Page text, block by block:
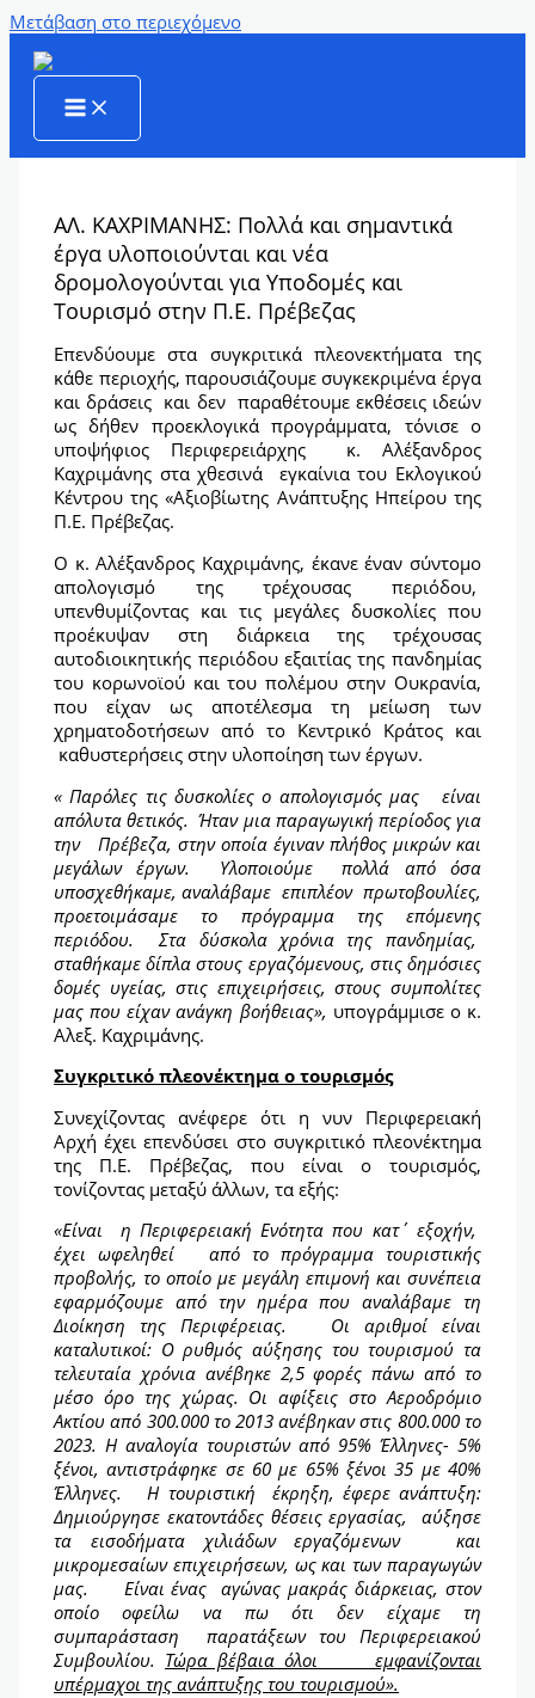
Μετάβαση στο περιεχόμενο
ΑΛ. ΚΑΧΡΙΜΑΝΗΣ: Πολλά και σημαντικά
έργα υλοποιούνται και νέα
δρομολογούνται για Υποδομές και
Τουρισμό στην Π.Ε. Πρέβεζας
Επενδύουμε στα συγκριτικά πλεονεκτήματα της
κάθε περιοχής, παρουσιάζουμε συγκεκριμένα έργα
και δράσεις και δεν παραθέτουμε εκθέσεις ιδεών
ως δήθεν προεκλογικά προγράμματα, τόνισε ο
υποψήφιος Περιφερειάρχης κ. Αλέξανδρος
Καχριμάνης στα χθεσινά εγκαίνια του Εκλογικού
Κέντρου της «Αξιοβίωτης Ανάπτυξης Ηπείρου της
Π.Ε. Πρέβεζας.
Ο κ. Αλέξανδρος Καχριμάνης, έκανε έναν σύντομο
απολογισμό της τρέχουσας περιόδου,
υπενθυμίζοντας και τις μεγάλες δυσκολίες που
προέκυψαν στη διάρκεια της τρέχουσας
αυτοδιοικητικής περιόδου εξαιτίας της πανδημίας
του κορωνοϊού και του πολέμου στην Ουκρανία,
που είχαν ως αποτέλεσμα τη μείωση των
χρηματοδοτήσεων από το Κεντρικό Κράτος και
καθυστερήσεις στην υλοποίηση των έργων.
« Παρόλες τις δυσκολίες ο απολογισμός μας είναι
απόλυτα θετικός. Ήταν μια παραγωγική περίοδος για
την Πρέβεζα, στην οποία έγιναν πλήθος μικρών και
μεγάλων έργων.
Υλοποιούμε πολλά από όσα
υποσχεθήκαμε, αναλάβαμε επιπλέον πρωτοβουλίες,
προετοιμάσαμε το πρόγραμμα της επόμενης
περιόδου. Στα δύσκολα χρόνια της πανδημίας,
σταθήκαμε δίπλα στους εργαζόμενους, στις δημόσιες
δομές υγείας, στις επιχειρήσεις, στους συμπολίτες
μας που είχαν ανάγκη βοήθειας», υπογράμμισε ο κ.
Αλεξ. Καχριμάνης.
Συγκριτικό πλεονέκτημα ο τουρισμός
Συνεχίζοντας ανέφερε ότι η νυν Περιφερειακή
Αρχή έχει επενδύσει στο συγκριτικό πλεονέκτημα
της Π.Ε. Πρέβεζας, που είναι ο τουρισμός,
τονίζοντας μεταξύ άλλων, τα εξής:
«Είναι η Περιφερειακή Ενότητα που κατ΄ εξοχήν,
έχει ωφεληθεί από το πρόγραμμα τουριστικής
προβολής, το οποίο με μεγάλη επιμονή και συνέπεια
εφαρμόζουμε από την ημέρα που αναλάβαμε τη
Διοίκηση της Περιφέρειας. Οι αριθμοί είναι
καταλυτικοί: Ο ρυθμός αύξησης του τουρισμού τα
τελευταία χρόνια ανέβηκε 2,5 φορές πάνω από το
μέσο όρο της χώρας. Οι αφίξεις στο Αεροδρόμιο
Ακτίου από 300.000 το 2013 ανέβηκαν στις 800.000 το
2023. Η αναλογία τουριστών από 95% Έλληνες- 5%
ξένοι, αντιστράφηκε σε 60 με 65% ξένοι 35 με 40%
Έλληνες. Η τουριστική έκρηξη, έφερε ανάπτυξη:
Δημιούργησε εκατοντάδες θέσεις εργασίας, αύξησε
τα εισοδήματα χιλιάδων εργαζόμενων και
μικρομεσαίων επιχειρήσεων, ως και των παραγωγών
μας. Είναι ένας αγώνας μακράς διάρκειας, στον
οποίο οφείλω να πω ότι δεν είχαμε τη
συμπαράσταση παρατάξεων του Περιφερειακού
Συμβουλίου. Τώρα βέβαια όλοι εμφανίζονται
υπέρμαχοι της ανάπτυξης του τουρισμού».